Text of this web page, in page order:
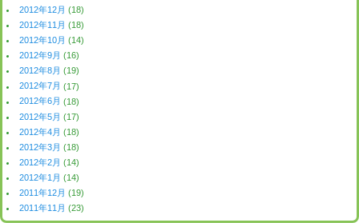
2012年12月 (18)
2012年11月 (18)
2012年10月 (14)
2012年9月 (16)
2012年8月 (19)
2012年7月 (17)
2012年6月 (18)
2012年5月 (17)
2012年4月 (18)
2012年3月 (18)
2012年2月 (14)
2012年1月 (14)
2011年12月 (19)
2011年11月 (23)